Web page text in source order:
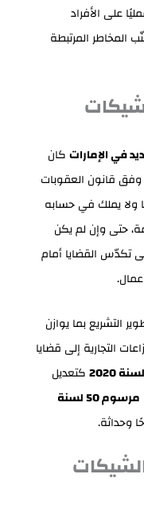
على الأفراد
المخاطر المرتبطة
في الإماراتكان
وفق قانون العقوبات
ولا يملك في حسابه
حتى وإن لم يكن
تكدّس القضايا أمام
التشريع بما يوازن
التجارية إلى قضايا
كتعديل
مرسوم 50 لسنة
وحداثة.
الشيكات